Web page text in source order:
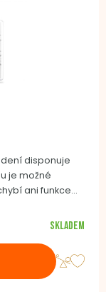
disponuje
je možné
ani funkce
Skladem